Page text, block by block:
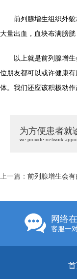
前列腺增生组织外貌
大量出血，血块布满膀
以上就是前列腺增生
位朋友都可以或许健康
体。我们还应该积极动
为方便患者就
we provide network
上一篇： 前列腺增生会
网络
客服一